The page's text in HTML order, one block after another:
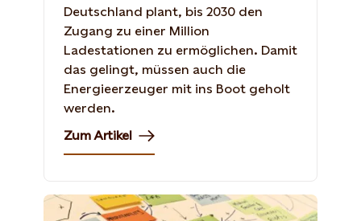
Deutschland plant, bis 2030 den
Zugang zu einer Million
Ladestationen zu ermöglichen. Damit
das gelingt, müssen auch die
Energieerzeuger mit ins Boot geholt
werden.
Zum Artikel